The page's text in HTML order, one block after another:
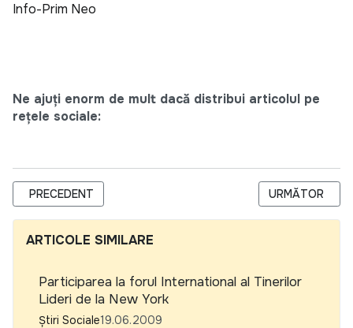
Info-Prim Neo
Ne ajuți enorm de mult dacă distribui articolul pe
rețele sociale:
ARTICOL PRECEDENT: CAMPANIA €ŽAVERE LA VEDERE"
PRECEDENT ARTICOLUL
URMĂTOR
ARTICOLE SIMILARE
Participarea la forul International al Tinerilor
Lideri de la New York
Știri Sociale19.06.2009